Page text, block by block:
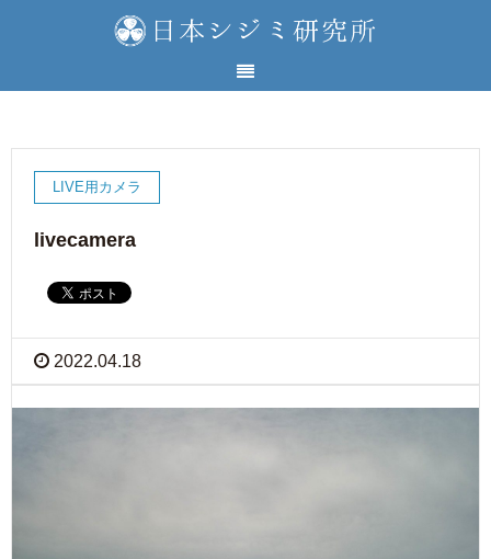
LIVE用カメラ
livecamera
2022.04.18